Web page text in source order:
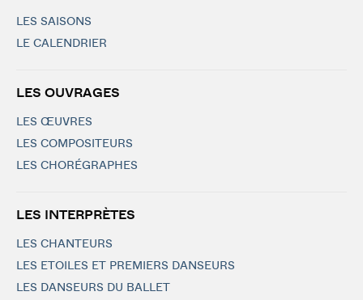
LES SAISONS
LE CALENDRIER
LES OUVRAGES
LES ŒUVRES
LES COMPOSITEURS
LES CHORÉGRAPHES
LES INTERPRÈTES
LES CHANTEURS
LES ETOILES ET PREMIERS DANSEURS
LES DANSEURS DU BALLET